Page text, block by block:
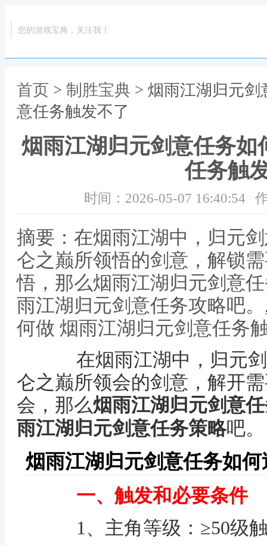
您的游戏宝典，关注我！
首页 > 制胜宝典 > 烟雨江湖归元
意任务触发不了
烟雨江湖归元剑意任务如
任务触
时间：2026-05-07 16:40:54
摘要：在烟雨江湖中，归元
仑之巅所领悟的剑意，解锁
悟，那么烟雨江湖归元剑意
雨江湖归元剑意任务攻略吧
何做 烟雨江湖归元剑意任务
在烟雨江湖中，归元剑
仑之巅所领会的剑意，解开
会，那么烟雨江湖归元剑意
雨江湖归元剑意任务策略吧。
烟雨江湖归元剑意任务如何
一、触发和必要条件
1、主角等级：≥50级触